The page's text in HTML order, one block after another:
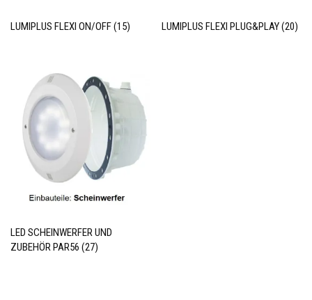
LUMIPLUS FLEXI ON/OFF(15) LUMIPLUS FLEXI PLUG&PLAY(20)
LED SCHEINWERFER UND
ZUBEHÖR PAR56 (27)